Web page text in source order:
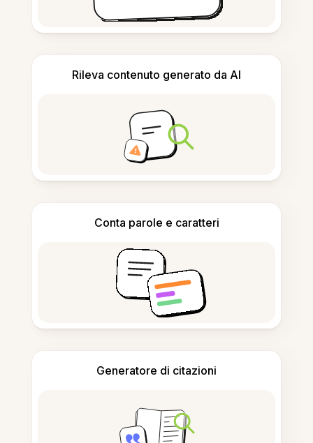
Rileva contenuto generato da AI
Conta parole e caratteri
Generatore di citazioni